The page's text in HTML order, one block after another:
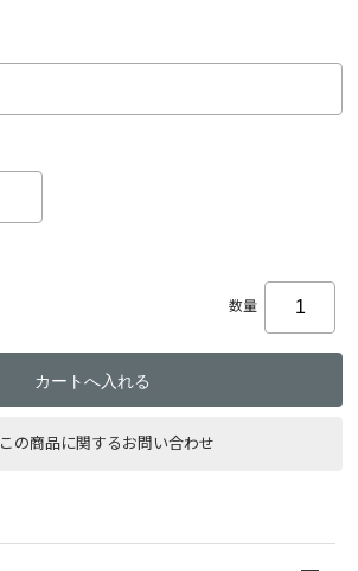
数量
この商品に関するお問い合わせ